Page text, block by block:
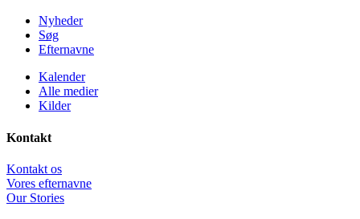
Nyheder
Søg
Efternavne
Kalender
Alle medier
Kilder
Kontakt
Kontakt os
Vores efternavne
Our Stories